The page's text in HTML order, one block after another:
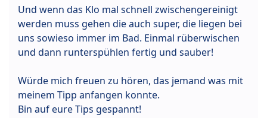
Und wenn das Klo mal schnell zwischengereinigt
werden muss gehen die auch super, die liegen bei
uns sowieso immer im Bad. Einmal rüberwischen
und dann runterspühlen fertig und sauber!
Würde mich freuen zu hören, das jemand was mit
meinem Tipp anfangen konnte.
Bin auf eure Tips gespannt!